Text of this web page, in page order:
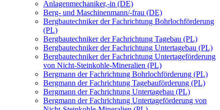
Anlagenmechaniker,-in (DE)
Berg- und Maschinenmann/-frau (DE)
Bergbautechniker der Fachrichtung Bohrlochförderung
(PL)
Bergbautechniker der Fachrichtung Tagebau (PL)
Bergbautechniker der Fachrichtung Untertagebau (PL)
Bergbautechniker der Fachrichtung Untertageförderung
von Nicht-Steinkohle-Mineralien (PL)
Bergmann der Fachrichtung Bohrlochförderung (PL)
Bergmann der Fachrichtung Tagebauförderung (PL)
Bergmann der Fachrichtung Untertagebau (PL)
Bergmann der Fachrichtung Untertageförderung von